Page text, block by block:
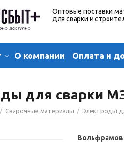
Оптовые поставки
для сварки и
О компании Оплата и
для сварки
/ Сварочные материалы / Электроды